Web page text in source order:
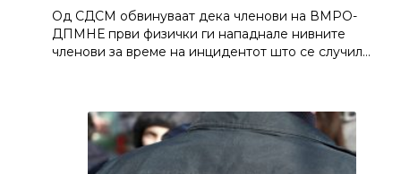
Од СДСМ обвинуваат дека членови на ВМРО-
ДПМНЕ први физички ги нападнале нивните
членови за време на инцидентот што се случил…